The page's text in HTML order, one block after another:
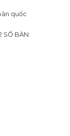
quốc
SỐ BÀN: